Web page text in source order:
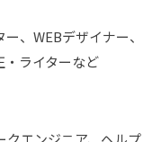
、WEBデザイナー、
ライターなど